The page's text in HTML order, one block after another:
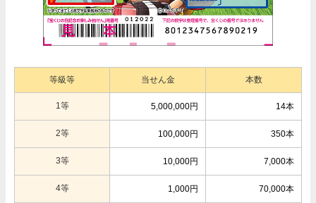
等級等 当せん金 本数
1等 5,000,000円 14本
2等 100,000円 350本
3等 10,000円 7,000本
4等 1,000円 70,000本